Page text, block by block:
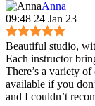
Anna
09:48 24 Jan 23
Beautiful studio,
Each instructor
There’s a variety
available if you
and I couldn’t